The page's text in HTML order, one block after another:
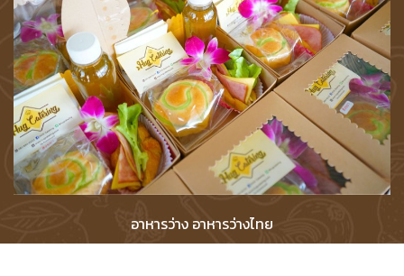
อาหารว่าง อาหารว่างไทย